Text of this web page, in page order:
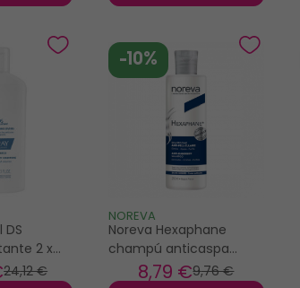
DS
2 x
24,12 €
-10%
NOREVA
Noreva Hexaphane
champú anticaspa
250ml
9,76 €
8,79 €